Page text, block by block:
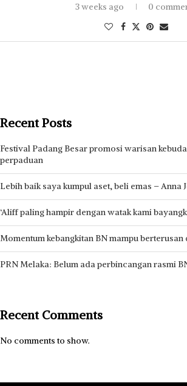
3 weeks ago 0
Recent Posts
Festival Padang Besar promosi warisan
perpaduan
Lebih baik saya kumpul aset, beli emas – Anna
‘Aliff paling hampir dengan watak kami
Momentum kebangkitan BN mampu berterusan
PRN Melaka: Belum ada perbincangan rasmi
Recent Comments
No comments to show.